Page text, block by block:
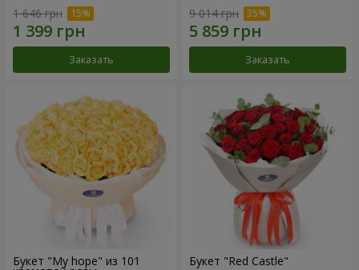
1 646 грн
Заказать
9 014 грн
Заказать
Букет "My hope" из 101 Букет "Red Castle"